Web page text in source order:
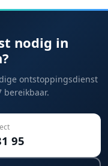
nodig in
ontstoppingsdienst
bereikbaar.
95